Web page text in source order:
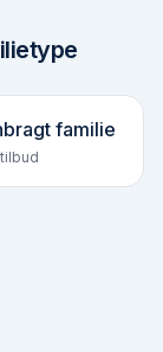
familie